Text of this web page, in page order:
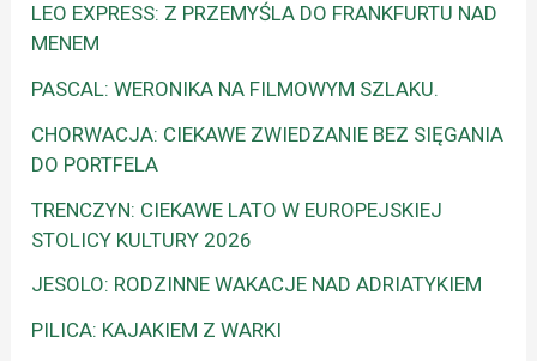
LEO EXPRESS: Z PRZEMYŚLA DO FRANKFURTU NAD
MENEM
PASCAL: WERONIKA NA FILMOWYM SZLAKU.
CHORWACJA: CIEKAWE ZWIEDZANIE BEZ SIĘGANIA
DO PORTFELA
TRENCZYN: CIEKAWE LATO W EUROPEJSKIEJ
STOLICY KULTURY 2026
JESOLO: RODZINNE WAKACJE NAD ADRIATYKIEM
PILICA: KAJAKIEM Z WARKI